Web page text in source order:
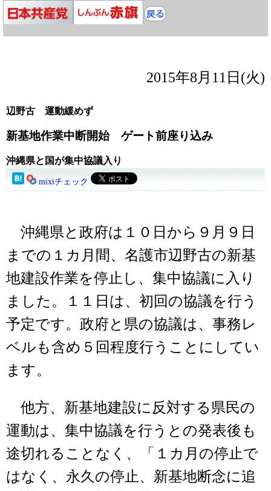
2015年8月11日(火)
辺野古 運動緩めず
新基地作業中断開始 ゲート前座り込み
沖縄県と国が集中協議入り
mixiチェック
沖縄県と政府は１０日から９月９日
までの１カ月間、名護市辺野古の新基
地建設作業を停止し、集中協議に入り
ました。１１日は、初回の協議を行う
予定です。政府と県の協議は、事務レ
ベルも含め５回程度行うことにしてい
ます。
他方、新基地建設に反対する県民の
運動は、集中協議を行うとの発表後も
途切れることなく、「１カ月の停止で
はなく、永久の停止、新基地断念に追